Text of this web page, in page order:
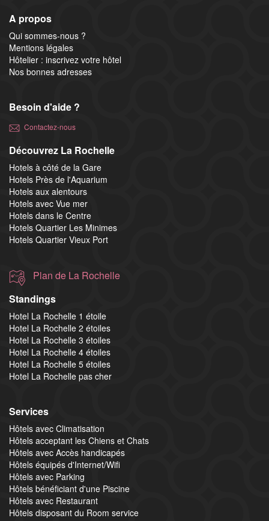
A propos
Qui sommes-nous ?
Mentions légales
Hôtelier : inscrivez votre hôtel
Nos bonnes adresses
Besoin d'aide ?
Contactez-nous
Découvrez La Rochelle
Hotels à côté de la Gare
Hotels Près de l'Aquarium
Hotels aux alentours
Hotels avec Vue mer
Hotels dans le Centre
Hotels Quartier Les Minimes
Hotels Quartier Vieux Port
Plan de La Rochelle
Standings
Hotel La Rochelle 1 étoile
Hotel La Rochelle 2 étoiles
Hotel La Rochelle 3 étoiles
Hotel La Rochelle 4 étoiles
Hotel La Rochelle 5 étoiles
Hotel La Rochelle pas cher
Services
Hôtels avec Climatisation
Hôtels acceptant les Chiens et Chats
Hôtels avec Accès handicapés
Hôtels équipés d'Internet/Wifi
Hôtels avec Parking
Hôtels bénéficiant d'une Piscine
Hôtels avec Restaurant
Hôtels disposant du Room service